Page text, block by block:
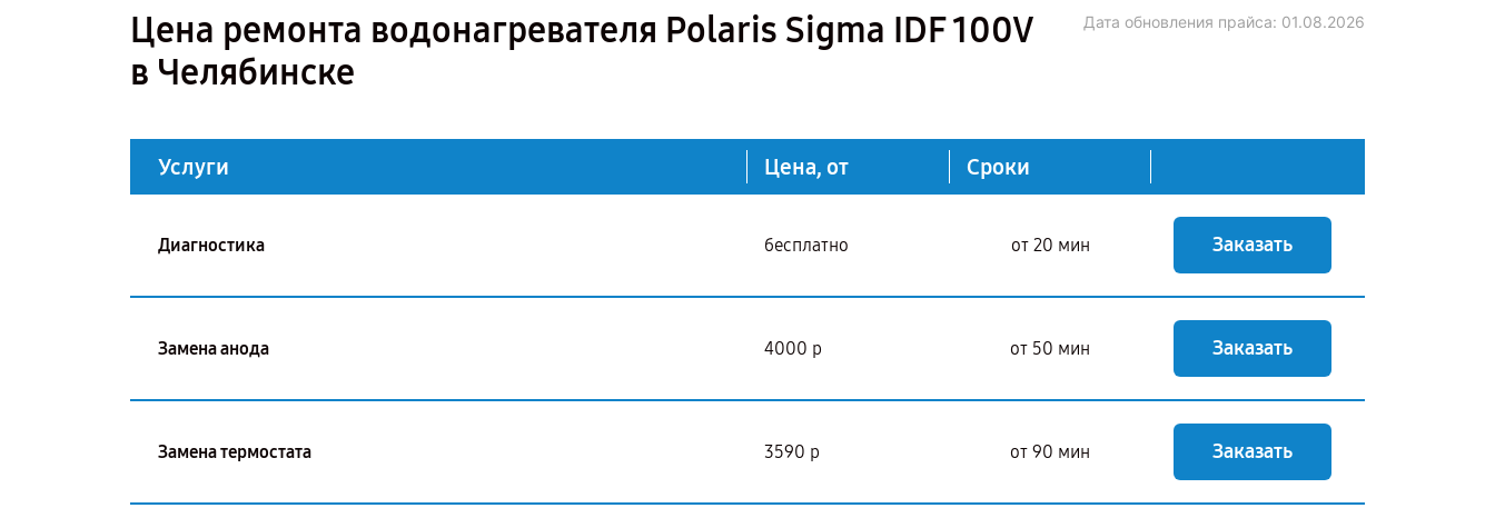
Цена ремонта водонагревателя Polaris Sigma IDF 100V
в Челябинске
Дата обновления прайса: 01.08.2026
Услуги Цена, от Сроки
Диагностика бесплатно от 20 мин Заказать
Замена анода 4000 р от 50 мин Заказать
Замена термостата 3590 р от 90 мин Заказать